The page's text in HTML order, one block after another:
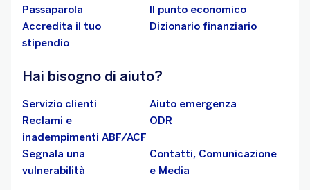
Passaparola
Il punto economico
Accredita il tuo
stipendio
Dizionario finanziario
Hai bisogno di aiuto?
Servizio clienti
Aiuto emergenza
Reclami e
inadempimenti ABF/ACF
ODR
Segnala una
vulnerabilità
Contatti, Comunicazione
e Media